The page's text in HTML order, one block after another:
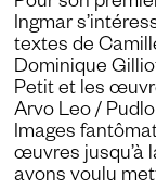
Ingmar
textes de
Dominique
Petit et les
Arvo Leo /
Images
œuvres jusqu’à
avons voulu